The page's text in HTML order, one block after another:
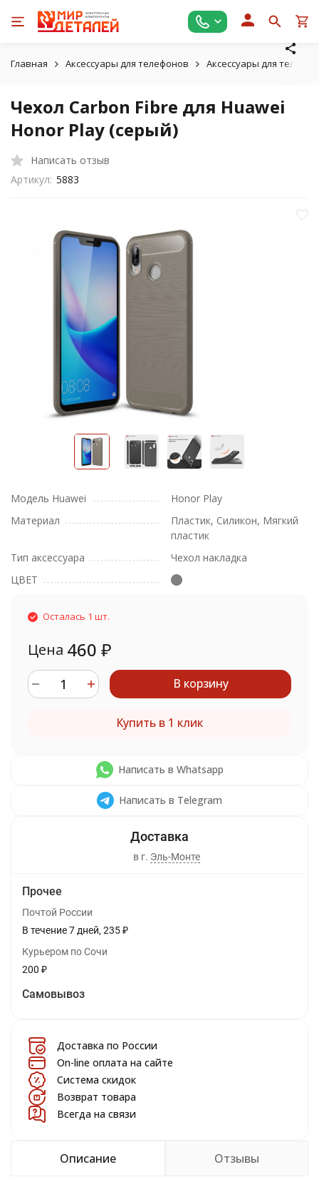
Главная Аксессуары для телефонов Аксессуары для
Чехол Carbon Fibre для Huawei
Honor Play (серый)
Написать отзыв
Артикул: 5883
Модель Huawei
Honor Play
Материал
Пластик, Силикон, Мягкий
пластик
Тип аксессуара
Чехол накладка
ЦВЕТ
Осталась 1 шт.
Цена 460 ₽
В корзину
Купить в 1 клик
Написать в Whatsapp
Написать в Telegram
в г. Эль-Монте
Прочее
Почтой России
В течение7 дней 235₽
Курьером по Сочи
200 ₽
Самовывоз
Доставка по России
On-line оплата на сайте
Система скидок
Возврат товара
Всегда на связи
Описание Отзывы